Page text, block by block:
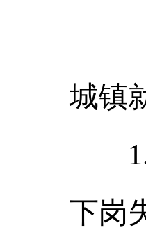
（
城镇
1.
下岗